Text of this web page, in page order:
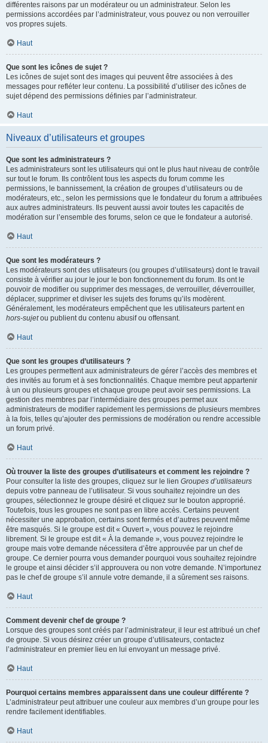
différentes raisons par un modérateur ou un administrateur. Selon les
permissions accordées par l’administrateur, vous pouvez ou non verrouiller
vos propres sujets.
Haut
Que sont les icônes de sujet ?
Les icônes de sujet sont des images qui peuvent être associées à des
messages pour refléter leur contenu. La possibilité d’utiliser des icônes de
sujet dépend des permissions définies par l’administrateur.
Haut
Niveaux d’utilisateurs et groupes
Que sont les administrateurs ?
Les administrateurs sont les utilisateurs qui ont le plus haut niveau de contrôle
sur tout le forum. Ils contrôlent tous les aspects du forum comme les
permissions, le bannissement, la création de groupes d’utilisateurs ou de
modérateurs, etc., selon les permissions que le fondateur du forum a attribuées
aux autres administrateurs. Ils peuvent aussi avoir toutes les capacités de
modération sur l’ensemble des forums, selon ce que le fondateur a autorisé.
Haut
Que sont les modérateurs ?
Les modérateurs sont des utilisateurs (ou groupes d’utilisateurs) dont le travail
consiste à vérifier au jour le jour le bon fonctionnement du forum. Ils ont le
pouvoir de modifier ou supprimer des messages, de verrouiller, déverrouiller,
déplacer, supprimer et diviser les sujets des forums qu’ils modèrent.
Généralement, les modérateurs empêchent que les utilisateurs partent en
hors-sujetou publient du contenu abusif ou offensant.
Haut
Que sont les groupes d’utilisateurs ?
Les groupes permettent aux administrateurs de gérer l’accès des membres et
des invités au forum et à ses fonctionnalités. Chaque membre peut appartenir
à un ou plusieurs groupes et chaque groupe peut avoir ses permissions. La
gestion des membres par l’intermédiaire des groupes permet aux
administrateurs de modifier rapidement les permissions de plusieurs membres
à la fois, telles qu’ajouter des permissions de modération ou rendre accessible
un forum privé.
Haut
Où trouver la liste des groupes d’utilisateurs et comment les rejoindre ?
Pour consulter la liste des groupes, cliquez sur le lien Groupes d’utilisateurs
depuis votre panneau de l’utilisateur. Si vous souhaitez rejoindre un des
groupes, sélectionnez le groupe désiré et cliquez sur le bouton approprié.
Toutefois, tous les groupes ne sont pas en libre accès. Certains peuvent
nécessiter une approbation, certains sont fermés et d’autres peuvent même
être masqués. Si le groupe est dit « Ouvert », vous pouvez le rejoindre
librement. Si le groupe est dit « À la demande », vous pouvez rejoindre le
groupe mais votre demande nécessitera d’être approuvée par un chef de
groupe. Ce dernier pourra vous demander pourquoi vous souhaitez rejoindre
le groupe et ainsi décider s’il approuvera ou non votre demande. N’importunez
pas le chef de groupe s’il annule votre demande, il a sûrement ses raisons.
Haut
Comment devenir chef de groupe ?
Lorsque des groupes sont créés par l’administrateur, il leur est attribué un chef
de groupe. Si vous désirez créer un groupe d’utilisateurs, contactez
l’administrateur en premier lieu en lui envoyant un message privé.
Haut
Pourquoi certains membres apparaissent dans une couleur différente ?
L’administrateur peut attribuer une couleur aux membres d’un groupe pour les
rendre facilement identifiables.
Haut